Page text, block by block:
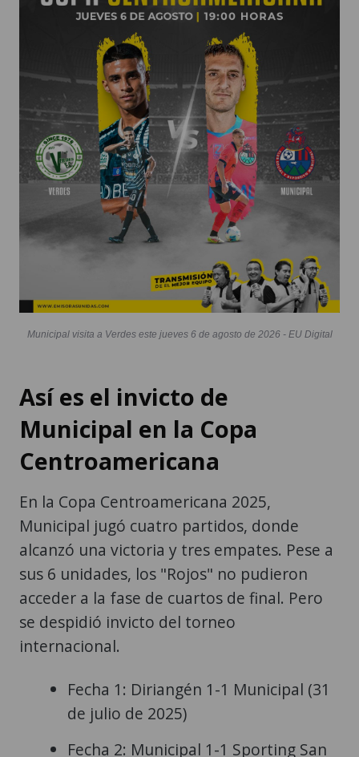
Municipal visita a Verdes este jueves 6 de agosto de 2026 - EU Digital
Así es el invicto de
Municipal en la Copa
Centroamericana
En la Copa Centroamericana 2025,
Municipal jugó cuatro partidos, donde
alcanzó una victoria y tres empates. Pese a
sus 6 unidades, los "Rojos" no pudieron
acceder a la fase de cuartos de final. Pero
se despidió invicto del torneo
internacional.
Fecha 1: Diriangén 1-1 Municipal (31
de julio de 2025)
Fecha 2: Municipal 1-1 Sporting San